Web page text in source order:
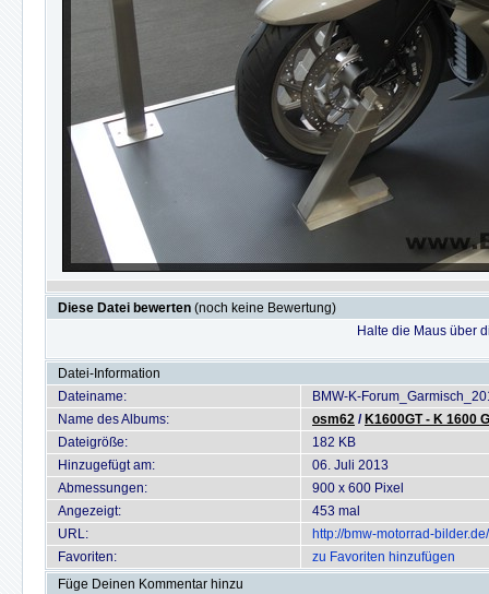
Diese Datei bewerten (noch keine Bewertung)
Halte die Maus über
Datei-Information
Dateiname:
BMW-K-
Name des Albums:
osm62 / K1600GT - K 1600
Dateigröße:
182 KB
Hinzugefügt am:
06. Juli 2013
Abmessungen:
900 x 600 Pixel
Angezeigt:
453 mal
URL:
http://bmw-motorrad-
Favoriten:
zu Favoriten hinzufügen
Füge Deinen Kommentar hinzu